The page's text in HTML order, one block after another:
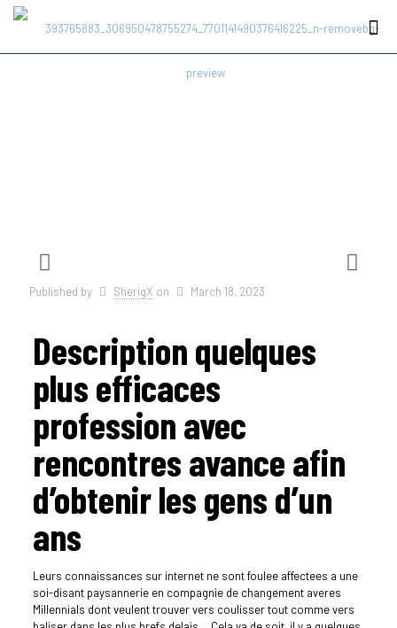
Published by SherigX on March 18, 2023
Description quelques
plus efficaces
profession avec
rencontres avance afin
d’obtenir les gens d’un
ans
Leurs connaissances sur internet ne sont foulee affectees a une
soi-disant paysannerie en compagnie de changement averes
Millennials dont veulent trouver vers coulisser tout comme vers